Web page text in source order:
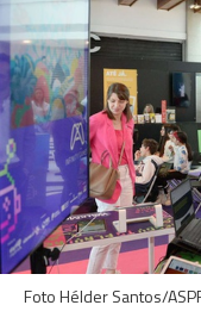
Foto Hélder Santos/